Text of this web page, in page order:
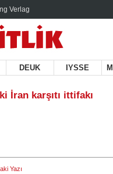
Verlag
DEUK IYSSE
İran karşıtı ittifakı
Yazı